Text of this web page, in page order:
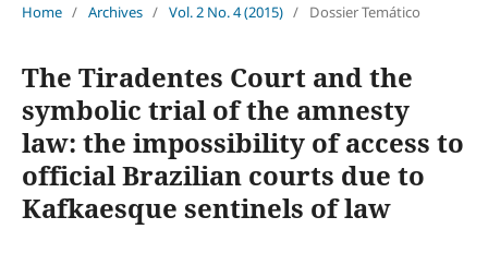
Home / Archives / Vol. 2 No. 4 (2015) / Dossier Temático
The Tiradentes Court and the
symbolic trial of the amnesty
law: the impossibility of access to
official Brazilian courts due to
Kafkaesque sentinels of law